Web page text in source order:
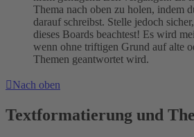
Thema nach oben zu holen, indem
darauf schreibst. Stelle jedoch
dieses Boards beachtest! Es wird
wenn ohne triftigen Grund auf alte
Themen geantwortet wird.
Nach oben
Textformatierung und